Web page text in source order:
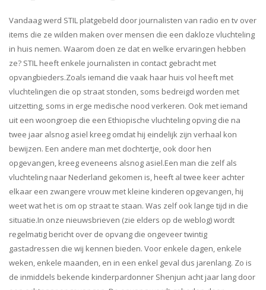
Vandaag werd STIL platgebeld door journalisten van radio en tv over
items die ze wilden maken over mensen die een dakloze vluchteling
in huis nemen. Waarom doen ze dat en welke ervaringen hebben
ze? STIL heeft enkele journalisten in contact gebracht met
opvangbieders.Zoals iemand die vaak haar huis vol heeft met
vluchtelingen die op straat stonden, soms bedreigd worden met
uitzetting, soms in erge medische nood verkeren. Ook met iemand
uit een woongroep die een Ethiopische vluchteling opving die na
twee jaar alsnog asiel kreeg omdat hij eindelijk zijn verhaal kon
bewijzen. Een andere man met dochtertje, ook door hen
opgevangen, kreeg eveneens alsnog asiel.Een man die zelf als
vluchteling naar Nederland gekomen is, heeft al twee keer achter
elkaar een zwangere vrouw met kleine kinderen opgevangen, hij
weet wat het is om op straat te staan. Was zelf ook lange tijd in die
situatie.In onze nieuwsbrieven (zie elders op de weblog) wordt
regelmatig bericht over de opvang die ongeveer twintig
gastadressen die wij kennen bieden. Voor enkele dagen, enkele
weken, enkele maanden, en in een enkel geval dus jarenlang. Zo is
de inmiddels bekende kinderpardonner Shenjun acht jaar lang door